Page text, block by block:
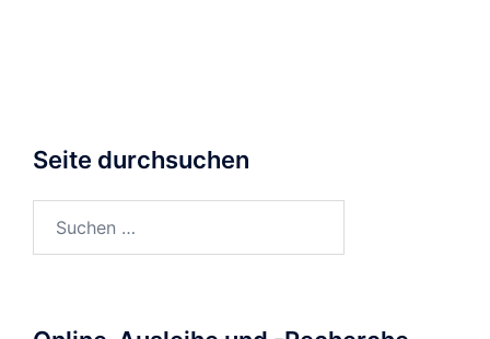
Seite durchsuchen